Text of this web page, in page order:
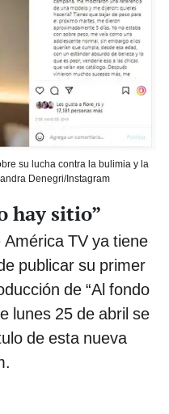
su lucha contra la bulimia y la
Denegri/Instagram
hay sitio”
TV ya tiene
publicar su primer
de “Al fondo
lunes 25 de abril se
de esta nueva